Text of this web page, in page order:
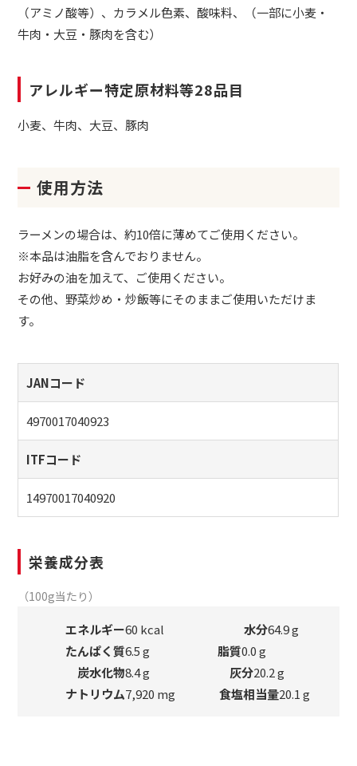
（アミノ酸等）、カラメル色素、酸味料、（一部に小麦・
牛肉・大豆・豚肉を含む）
アレルギー特定原材料等28品目
小麦、牛肉、大豆、豚肉
使用方法
ラーメンの場合は、約10倍に薄めてご使用ください。
※本品は油脂を含んでおりません。
お好みの油を加えて、ご使用ください。
その他、野菜炒め・炒飯等にそのままご使用いただけま
す。
JANコード
4970017040923
ITFコード
14970017040920
栄養成分表
（100g当たり）
エネルギー60 kcal 水分64.9 g
たんぱく質6.5 g 脂質0.0 g
炭水化物8.4 g 灰分20.2 g
ナトリウム7,920 mg 食塩相当量20.1 g